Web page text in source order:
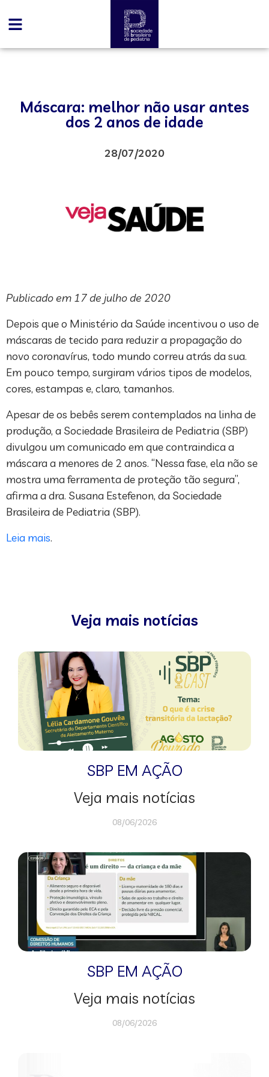
Máscara: melhor não usar antes
dos 2 anos de idade
28/07/2020
Publicado em 17 de julho de 2020
Depois que o Ministério da Saúde incentivou o uso de
máscaras de tecido para reduzir a propagação do
novo coronavírus, todo mundo correu atrás da sua.
Em pouco tempo, surgiram vários tipos de modelos,
cores, estampas e, claro, tamanhos.
Apesar de os bebês serem contemplados na linha de
produção, a Sociedade Brasileira de Pediatria (SBP)
divulgou um comunicado em que contraindica a
máscara a menores de 2 anos. “Nessa fase, ela não se
mostra uma ferramenta de proteção tão segura”,
afirma a dra. Susana Estefenon, da Sociedade
Brasileira de Pediatria (SBP).
Leia mais.
Veja mais notícias
SBP EM AÇÃO
Veja mais notícias
08/06/2026
SBP EM AÇÃO
Veja mais notícias
08/06/2026